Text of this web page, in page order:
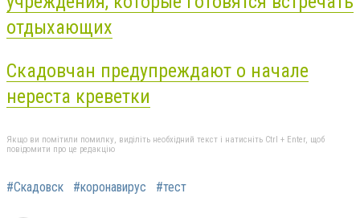
отдыхающих
Скадовчан предупреждают о начале
нереста креветки
Якщо ви помітили помилку, виділіть необхідний текст і натисніть Ctrl + Enter, щоб
повідомити про це редакцію
#Скадовск #коронавирус #тест